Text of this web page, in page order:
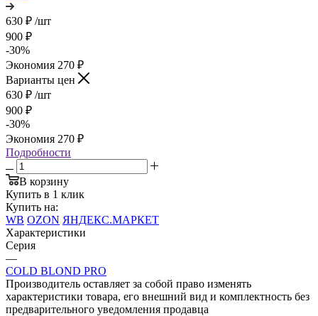
630 ₽ /шт
900 ₽
-30%
Экономия 270 ₽
Варианты цен
630 ₽ /шт
900 ₽
-30%
Экономия 270 ₽
Подробности
В корзину
Купить в 1 клик
Купить на:
WB OZON ЯНДЕКС.МАРКЕТ
Характеристики
Серия
—
COLD BLOND PRO
Производитель оставляет за собой право изменять
характеристики товара, его внешний вид и комплектность без
предварительного уведомления продавца